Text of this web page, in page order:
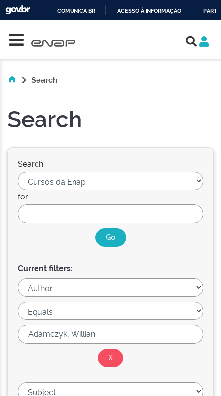
COMUNICA BR ACESSO À INFORMAÇÃO
Search
Search
Search:
for
Current filters: